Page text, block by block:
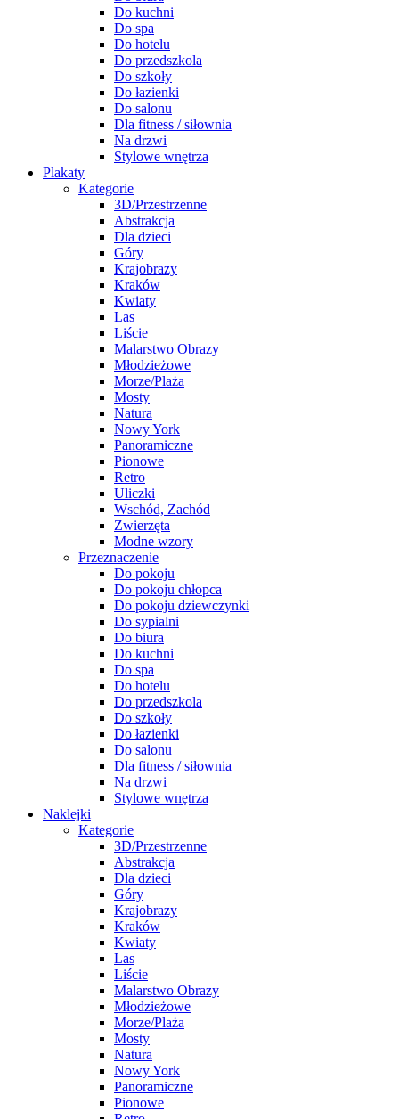
Do kuchni
Do spa
Do hotelu
Do przedszkola
Do szkoły
Do łazienki
Do salonu
Dla fitness / siłownia
Na drzwi
Stylowe wnętrza
Plakaty
Kategorie
3D/Przestrzenne
Abstrakcja
Dla dzieci
Góry
Krajobrazy
Kraków
Kwiaty
Las
Liście
Malarstwo Obrazy
Młodzieżowe
Morze/Plaża
Mosty
Natura
Nowy York
Panoramiczne
Pionowe
Retro
Uliczki
Wschód, Zachód
Zwierzęta
Modne wzory
Przeznaczenie
Do pokoju
Do pokoju chłopca
Do pokoju dziewczynki
Do sypialni
Do biura
Do kuchni
Do spa
Do hotelu
Do przedszkola
Do szkoły
Do łazienki
Do salonu
Dla fitness / siłownia
Na drzwi
Stylowe wnętrza
Naklejki
Kategorie
3D/Przestrzenne
Abstrakcja
Dla dzieci
Góry
Krajobrazy
Kraków
Kwiaty
Las
Liście
Malarstwo Obrazy
Młodzieżowe
Morze/Plaża
Mosty
Natura
Nowy York
Panoramiczne
Pionowe